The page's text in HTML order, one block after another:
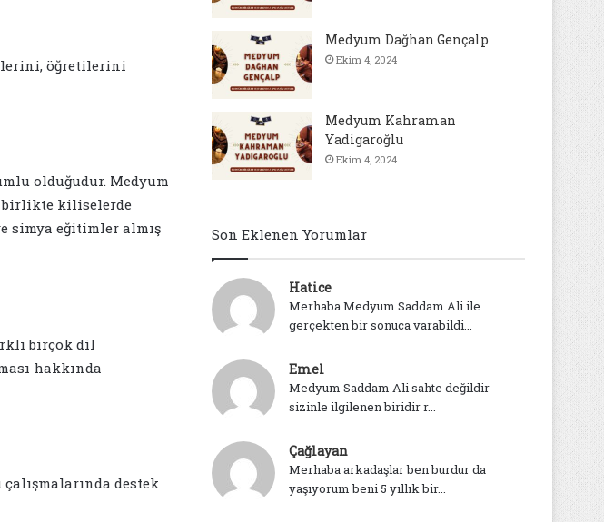
öğretilerini
olduğudur. Medyum
birlikte kiliselerde
simya eğitimler almış
birçok dil
hakkında
destek
Medyum Dağhan Gençalp
Ekim 4, 2024
Medyum Kahraman
Yadigaroğlu
Ekim 4, 2024
Son Eklenen Yorumlar
Hatice
Merhaba Medyum Saddam Ali ile
gerçekten bir sonuca varabildi...
Emel
Medyum Saddam Ali sahte değildir
sizinle ilgilenen biridir r...
Çağlayan
Merhaba arkadaşlar ben burdur da
yaşıyorum beni 5 yıllık bir...